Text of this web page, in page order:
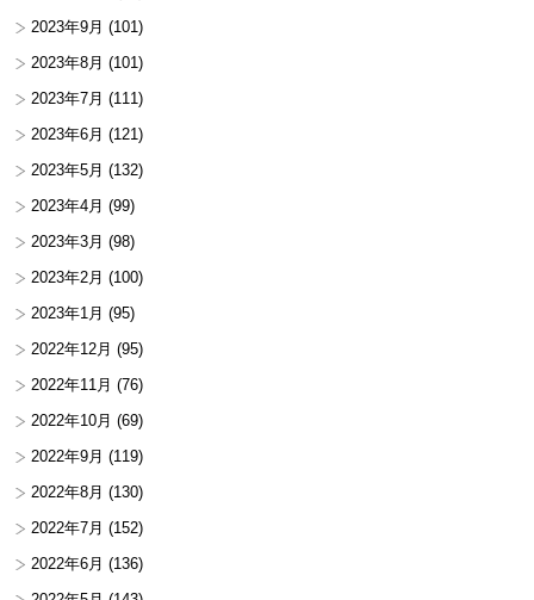
2023年9月 (101)
2023年8月 (101)
2023年7月 (111)
2023年6月 (121)
2023年5月 (132)
2023年4月 (99)
2023年3月 (98)
2023年2月 (100)
2023年1月 (95)
2022年12月 (95)
2022年11月 (76)
2022年10月 (69)
2022年9月 (119)
2022年8月 (130)
2022年7月 (152)
2022年6月 (136)